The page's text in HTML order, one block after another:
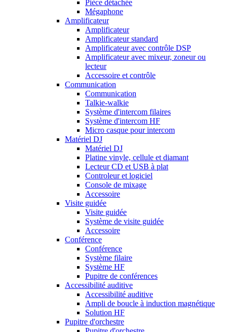
Pièce détachée
Mégaphone
Amplificateur
Amplificateur
Amplificateur standard
Amplificateur avec contrôle DSP
Amplificateur avec mixeur, zoneur ou
lecteur
Accessoire et contrôle
Communication
Communication
Talkie-walkie
Système d'intercom filaires
Système d'intercom HF
Micro casque pour intercom
Matériel DJ
Matériel DJ
Platine vinyle, cellule et diamant
Lecteur CD et USB à plat
Controleur et logiciel
Console de mixage
Accessoire
Visite guidée
Visite guidée
Système de visite guidée
Accessoire
Conférence
Conférence
Système filaire
Système HF
Pupitre de conférences
Accessibilité auditive
Accessibilité auditive
Ampli de boucle à induction magnétique
Solution HF
Pupitre d'orchestre